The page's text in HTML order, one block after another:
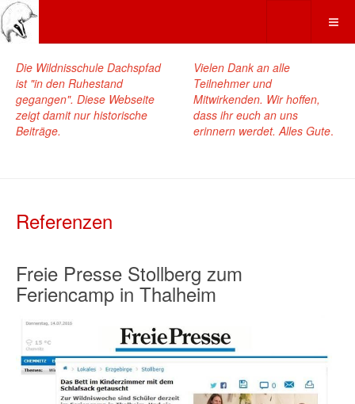
Die Wildnisschule Dachspfad
ist "in den Ruhestand
gegangen". Diese Webseite
zeigt damit nur historische
Beiträge.
Vielen Dank an alle
Teilnehmer und
Mitwirkenden. Wir hoffen,
dass ihr euch an uns
erinnern werdet. Alles Gute.
Referenzen
Freie Presse Stollberg zum
Feriencamp in Thalheim